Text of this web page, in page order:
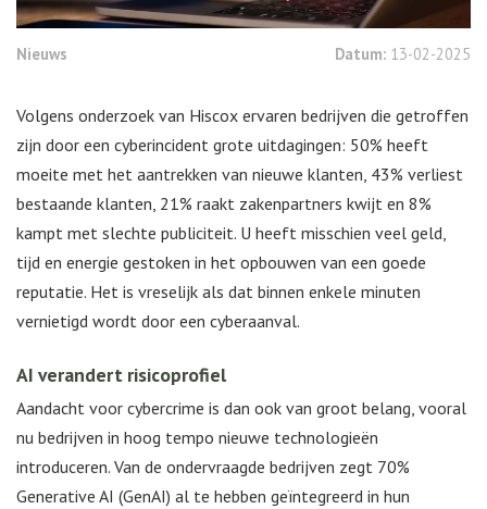
Nieuws Datum: 13-02-2025
Volgens onderzoek van Hiscox ervaren bedrijven die getroffen
zijn door een cyberincident grote uitdagingen: 50% heeft
moeite met het aantrekken van nieuwe klanten, 43% verliest
bestaande klanten, 21% raakt zakenpartners kwijt en 8%
kampt met slechte publiciteit. U heeft misschien veel geld,
tijd en energie gestoken in het opbouwen van een goede
reputatie. Het is vreselijk als dat binnen enkele minuten
vernietigd wordt door een cyberaanval.
AI verandert risicoprofiel
Aandacht voor cybercrime is dan ook van groot belang, vooral
nu bedrijven in hoog tempo nieuwe technologieën
introduceren. Van de ondervraagde bedrijven zegt 70%
Generative AI (GenAI) al te hebben geïntegreerd in hun